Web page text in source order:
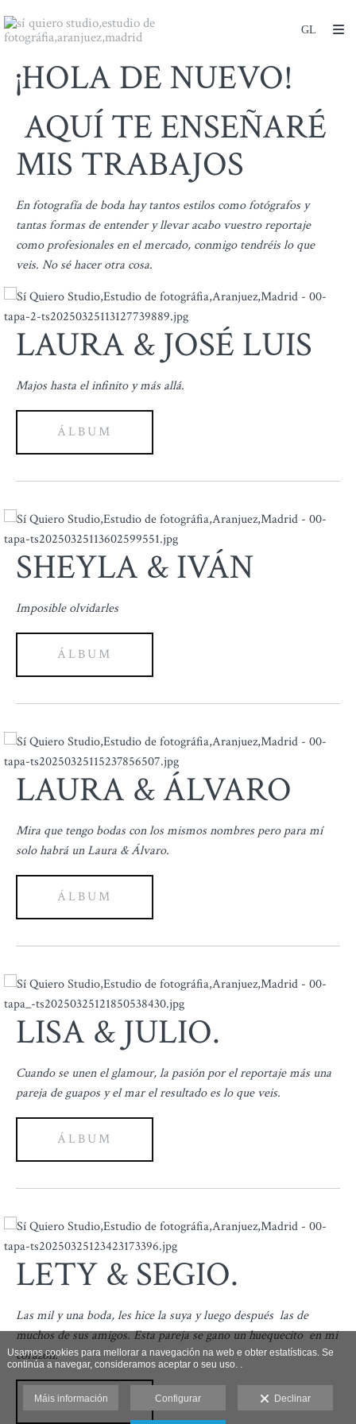
¡HOLA DE NUEVO!
AQUÍ TE ENSEÑARÉ
MIS TRABAJOS
En fotografía de boda hay tantos estilos como fotógrafos y
tantas formas de entender y llevar acabo vuestro reportaje
como profesionales en el mercado, conmigo tendréis lo que
veis. No sé hacer otra cosa.
LAURA & JOSÉ LUIS
Majos hasta el infinito y más allá.
ÁLBUM
SHEYLA & IVÁN
Imposible olvidarles
ÁLBUM
LAURA & ÁLVARO
Mira que tengo bodas con los mismos nombres pero para mí
solo habrá un Laura & Álvaro.
ÁLBUM
LISA & JULIO.
Cuando se unen el glamour, la pasión por el reportaje más una
pareja de guapos y el mar el resultado es lo que veis.
ÁLBUM
LETY & SEGIO.
Las mil y una boda, les hice la suya y luego después las de
muchos de sus amigos. Esta pareja se gano un huequecito en mi
corazón.
ÁLBUM
Usamos cookies para mellorar a navegación na web e obter estatísticas. Se
continúa a navegar, consideramos aceptar o seu uso. .
Máis información Configurar Declinar